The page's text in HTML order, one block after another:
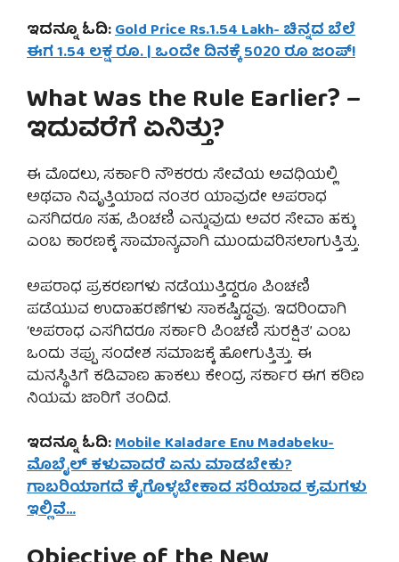
ಇದನ್ನೂ ಓದಿ:Gold Price Rs.1.54 Lakh- ಚಿನ್ನದ ಬೆಲೆ
ಈಗ 1.54 ಲಕ್ಷ ರೂ. | ಒಂದೇ ದಿನಕ್ಕೆ 5020 ರೂ ಜಂಪ್!
What Was the Rule Earlier? –
ಇದುವರೆಗೆ ಏನಿತ್ತು?
ಈ ಮೊದಲು, ಸರ್ಕಾರಿ ನೌಕರರು ಸೇವೆಯ ಅವಧಿಯಲ್ಲಿ
ಅಥವಾ ನಿವೃತ್ತಿಯಾದ ನಂತರ ಯಾವುದೇ ಅಪರಾಧ
ಎಸಗಿದರೂ ಸಹ, ಪಿಂಚಣಿ ಎನ್ನುವುದು ಅವರ ಸೇವಾ ಹಕ್ಕು
ಎಂಬ ಕಾರಣಕ್ಕೆ ಸಾಮಾನ್ಯವಾಗಿ ಮುಂದುವರಿಸಲಾಗುತ್ತಿತ್ತು.
ಅಪರಾಧ ಪ್ರಕರಣಗಳು ನಡೆಯುತ್ತಿದ್ದರೂ ಪಿಂಚಣಿ
ಪಡೆಯುವ ಉದಾಹರಣೆಗಳು ಸಾಕಷ್ಟಿದ್ದವು. ಇದರಿಂದಾಗಿ
‘ಅಪರಾಧ ಎಸಗಿದರೂ ಸರ್ಕಾರಿ ಪಿಂಚಣಿ ಸುರಕ್ಷಿತ’ ಎಂಬ
ಒಂದು ತಪ್ಪು ಸಂದೇಶ ಸಮಾಜಕ್ಕೆ ಹೋಗುತ್ತಿತ್ತು. ಈ
ಮನಸ್ಥಿತಿಗೆ ಕಡಿವಾಣ ಹಾಕಲು ಕೇಂದ್ರ ಸರ್ಕಾರ ಈಗ ಕಠಿಣ
ನಿಯಮ ಜಾರಿಗೆ ತಂದಿದೆ.
ಇದನ್ನೂ ಓದಿ:Mobile Kaladare Enu Madabeku-
ಮೊಬೈಲ್ ಕಳುವಾದರೆ ಏನು ಮಾಡಬೇಕು?
ಗಾಬರಿಯಾಗದೆ ಕೈಗೊಳ್ಳಬೇಕಾದ ಸರಿಯಾದ ಕ್ರಮಗಳು
ಇಲ್ಲಿವೆ…